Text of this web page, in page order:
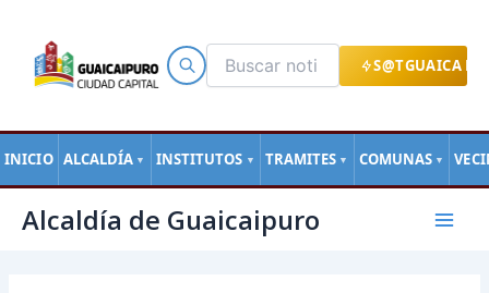
S@TGUAICA
INICIO ALCALDÍA ▼ INSTITUTOS ▼ TRAMITES ▼ COMUNAS ▼
contenido
Alcaldía de Guaicaipuro
Main
de